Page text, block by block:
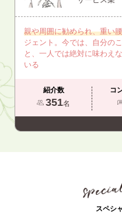
親や周囲に勧められ、重い
ジェント。今では、自分の
と、一人では絶対に味わえ
いる
紹介数
351名
コ
スペシ